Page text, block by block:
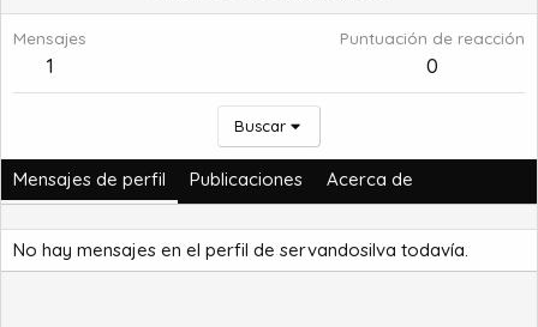
Mensajes
1
Puntuación de reacción
0
Buscar
Mensajes de perfil Publicaciones Acerca de
No hay mensajes en el perfil de servandosilva todavía.